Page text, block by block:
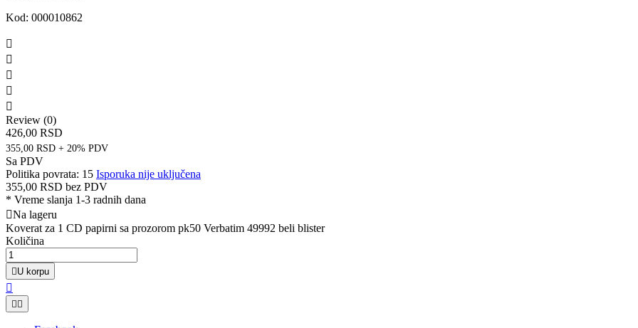
Kod: 000010862





Review (0)
426,00 RSD
355,00 RSD + 20% PDV
Sa PDV
Politika povrata: 15 Isporuka nije uključena
355,00 RSD bez PDV
* Vreme slanja 1-3 radnih dana
Na lageru
Koverat za 1 CD papirni sa prozorom pk50 Verbatim 49992 beli blister
Količina
U korpu

